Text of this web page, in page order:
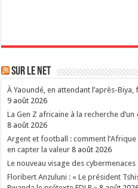
Sur le Net
À Yaoundé, en attendant l’après-
9 août 2026
La Gen Z africaine à la recherche
8 août 2026
Argent et football : comment
en capter la valeur 8 août 2026
Le nouveau visage des
Floribert Anzuluni : « Le président